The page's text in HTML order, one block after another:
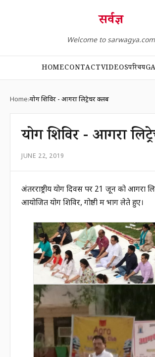
सर्वज्ञ
Welcome to sarwagya.com
HOMECONTACTVIDEOSपरिचय
Home योग शिविर - आगरा लिट्रेचर क्लब
योग शिविर - आगरा
JUNE 22, 2019
अंतरराष्ट्रीय योग दिवस पर 21 जून को आगरा
आयोजित योग शिविर, गोष्ठी में भाग लेते हुए।